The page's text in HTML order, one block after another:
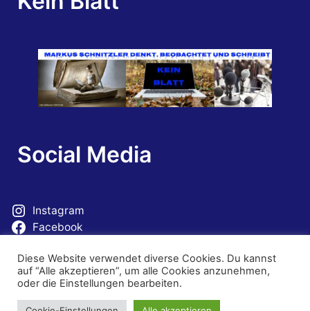
Social Media
Instagram
Facebook
Diese Website verwendet diverse Cookies. Du kannst
auf “Alle akzeptieren”, um alle Cookies anzunehmen,
oder die Einstellungen bearbeiten.